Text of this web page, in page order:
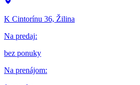
K Cintorínu 36, Žilina
Na predaj:
bez ponuky
Na prenájom: